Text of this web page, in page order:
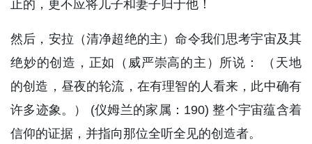
止的，更不应将儿子和妻子归于他！
然后，安拉（清净超绝的主）命令我们思考宇宙及其
绝妙的创造，正如（威严崇高的主）所说： （天地
的创造，昼夜的轮流，在有理智的人看来，此中确有
许多迹象。） (仪姆兰的家属：190) 整个宇宙蕴含着
信仰的证据，并指向那位全听全见的创造者。